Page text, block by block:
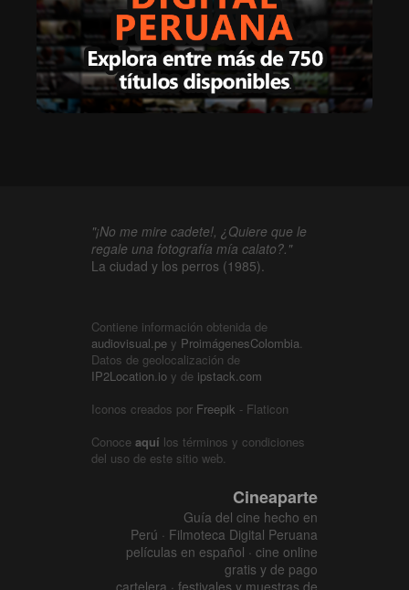
"¡No me mire cadete!, ¿Quiere que le
regale una fotografía mía calato?."
La ciudad y los perros (1985).
Contiene información obtenida de
audiovisual.pe y ProimágenesColombia.
Datos de geolocalización de
IP2Location.io y de ipstack.com
Iconos creados por Freepik - Flaticon
Conoce aquí los términos y condiciones
del uso de este sitio web.
Cineaparte
Guía del cine hecho en
Perú · Filmoteca Digital Peruana
películas en español · cine online
gratis y de pago